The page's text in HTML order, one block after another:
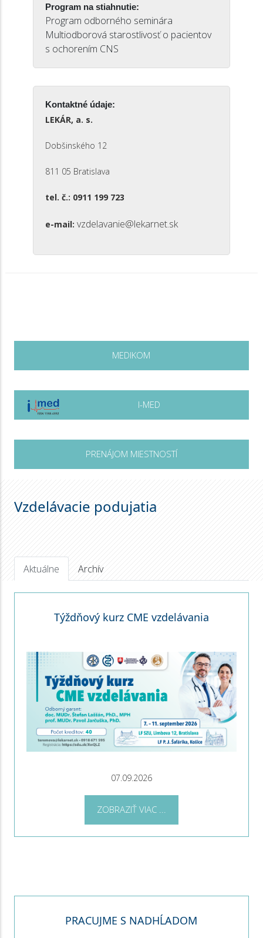
Program na stiahnutie:
Program odborného seminára
Multiodborová starostlivosť o pacientov
s ochorením CNS
Kontaktné údaje:
LEKÁR, a. s.
Dobšinského 12
811 05 Bratislava
tel. č.: 0911 199 723
e-mail: vzdelavanie@lekarnet.sk
MEDIKOM
I-MED
PRENÁJOM MIESTNOSTÍ
Vzdelávacie podujatia
Aktuálne Archív
Týždňový kurz CME vzdelávania
07.09.2026
ZOBRAZIŤ VIAC ...
PRACUJME S NADHĹADOM